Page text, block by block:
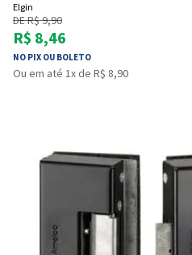
Elgin
DE R$ 9,90
R$ 8,46
NO PIX OU BOLETO
Ou em até 1x de R$ 8,90